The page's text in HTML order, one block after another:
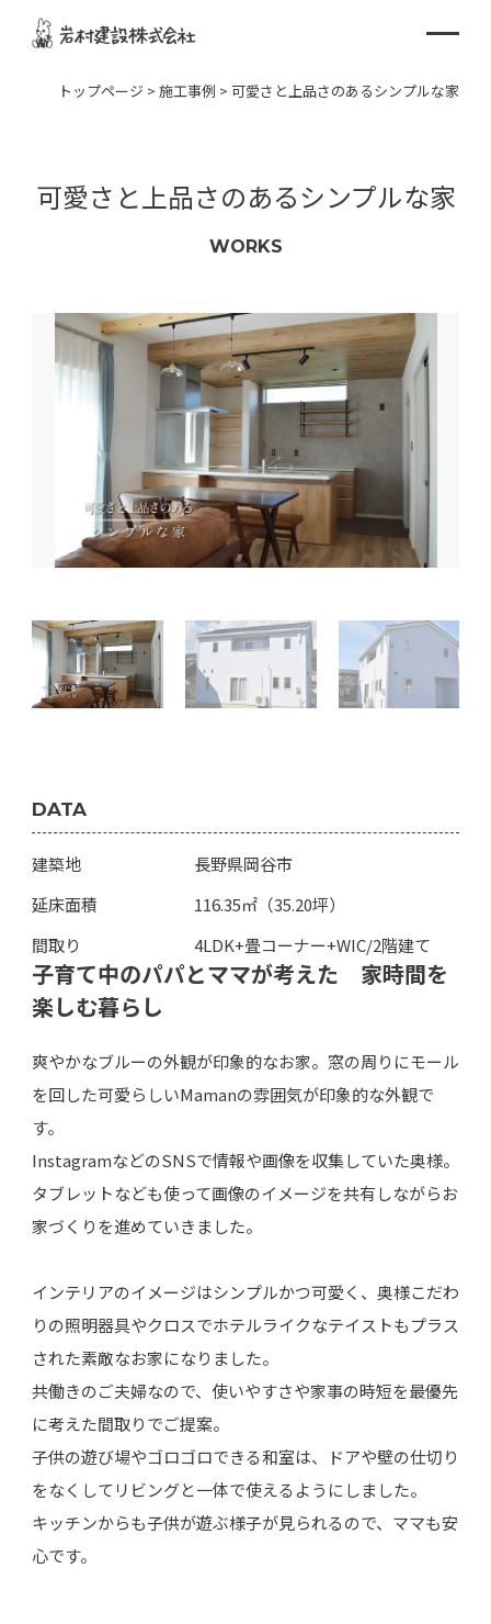
トップページ >施工事例 > 可愛さと上品さのあるシンプルな家
可愛さと上品さのあるシンプルな家
WORKS
DATA
建築地
長野県岡谷市
延床面積
116.35㎡（35.20坪）
間取り
4LDK+畳コーナー+WIC/2階建て
子育て中のパパとママが考えた 家時間を
楽しむ暮らし
爽やかなブルーの外観が印象的なお家。窓の周りにモール
を回した可愛らしいMamanの雰囲気が印象的な外観で
す。
InstagramなどのSNSで情報や画像を収集していた奥様。
タブレットなども使って画像のイメージを共有しながらお
家づくりを進めていきました。
インテリアのイメージはシンプルかつ可愛く、奥様こだわ
りの照明器具やクロスでホテルライクなテイストもプラス
された素敵なお家になりました。
共働きのご夫婦なので、使いやすさや家事の時短を最優先
に考えた間取りでご提案。
子供の遊び場やゴロゴロできる和室は、ドアや壁の仕切り
をなくしてリビングと一体で使えるようにしました。
キッチンからも子供が遊ぶ様子が見られるので、ママも安
心です。